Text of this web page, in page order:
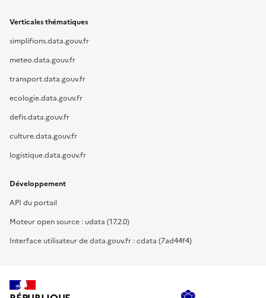
Verticales thématiques
simplifions.data.gouv.fr
meteo.data.gouv.fr
transport.data.gouv.fr
ecologie.data.gouv.fr
defis.data.gouv.fr
culture.data.gouv.fr
logistique.data.gouv.fr
Développement
API du portail
Moteur open source : udata (17.2.0)
Interface utilisateur de data.gouv.fr : cdata (7ad44f4)